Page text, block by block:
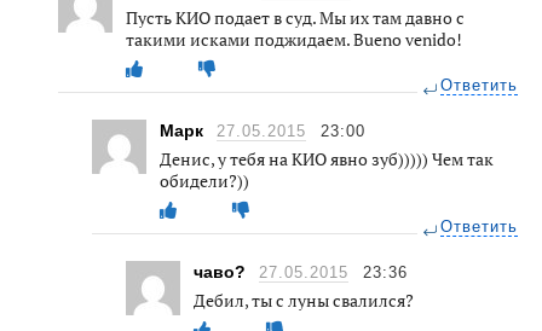
Пусть КИО подает в суд. Мы их там давно с
такими исками поджидаем. Bueno venido!
Ответить
Марк 27.05.2015 23:00
Денис, у тебя на КИО явно зуб))))) Чем так
обидели?))
Ответить
чаво? 27.05.2015 23:36
Дебил, ты с луны свалился?